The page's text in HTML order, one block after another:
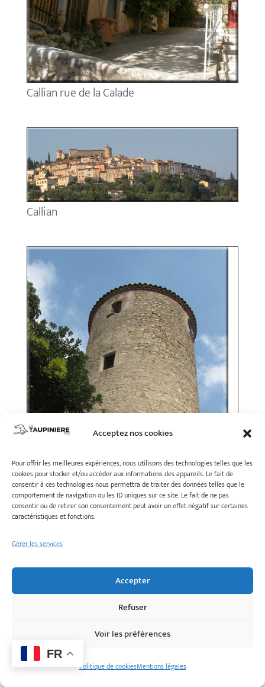
Acceptez nos cookies
Pour offrir les meilleures expériences, nous utilisons des technologies telles que les
cookies pour stocker et/ou accéder aux informations des appareils. Le fait de
consentir à ces technologies nous permettra de traiter des données telles que le
comportement de navigation ou les ID uniques sur ce site. Le fait de ne pas
consentir ou de retirer son consentement peut avoir un effet négatif sur certaines
caractéristiques et fonctions.
Gérer les services
Accepter
Refuser
Voir les préférences
Politique de cookiesMentions légales
Callian rue de la Calade
Callian
Callian Tour d’horloge
FR